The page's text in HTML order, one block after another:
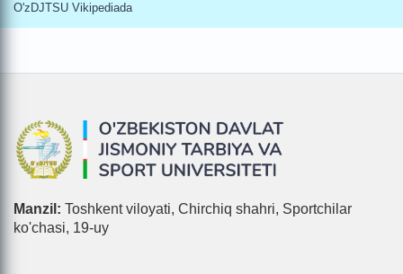
O'zDJTSU Vikipediada
Manzil: Toshkent viloyati, Chirchiq shahri, Sportchilar
ko'chasi, 19-uy